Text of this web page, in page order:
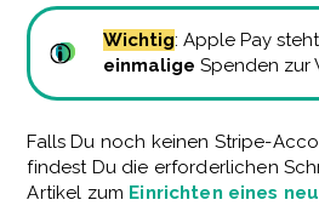
Wichtig: Apple Pay
einmalige Spenden zur
Falls Du noch keinen Stripe-
findest Du die erforderlichen
Artikel zum Einrichten eines